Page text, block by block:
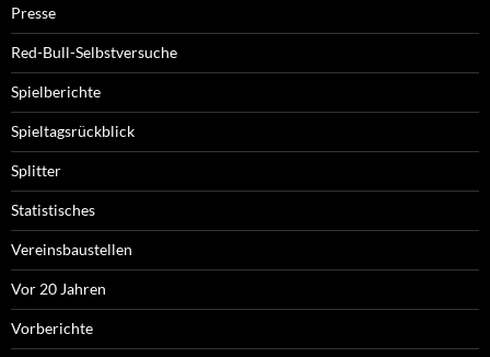
Presse
Red-Bull-Selbstversuche
Spielberichte
Spieltagsrückblick
Splitter
Statistisches
Vereinsbaustellen
Vor 20 Jahren
Vorberichte